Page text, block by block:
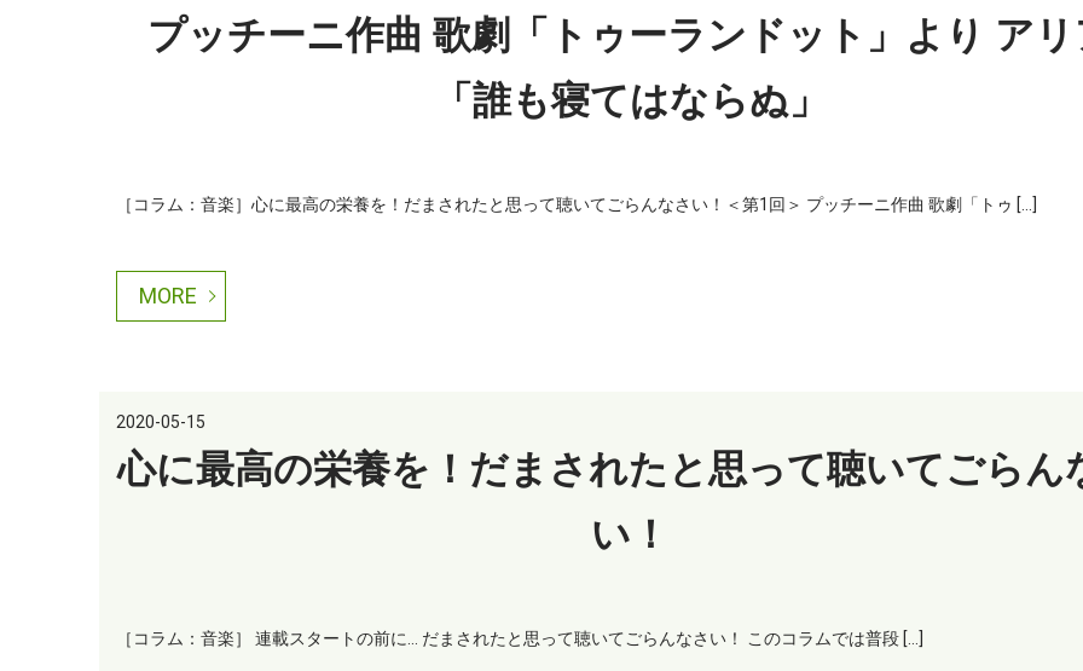
プッチーニ作曲 歌劇「トゥーランドット」より ア
「誰も寝てはならぬ」
［コラム：音楽］心に最高の栄養を！だまされたと思って聴いてごらんなさい！＜第1回＞ プッチーニ作曲 歌劇「トゥ […]
MORE
2020-05-15
心に最高の栄養を！だまされたと思って聴いてごらん
い！
［コラム：音楽］ 連載スタートの前に… だまされたと思って聴いてごらんなさい！ このコラムでは普段 […]